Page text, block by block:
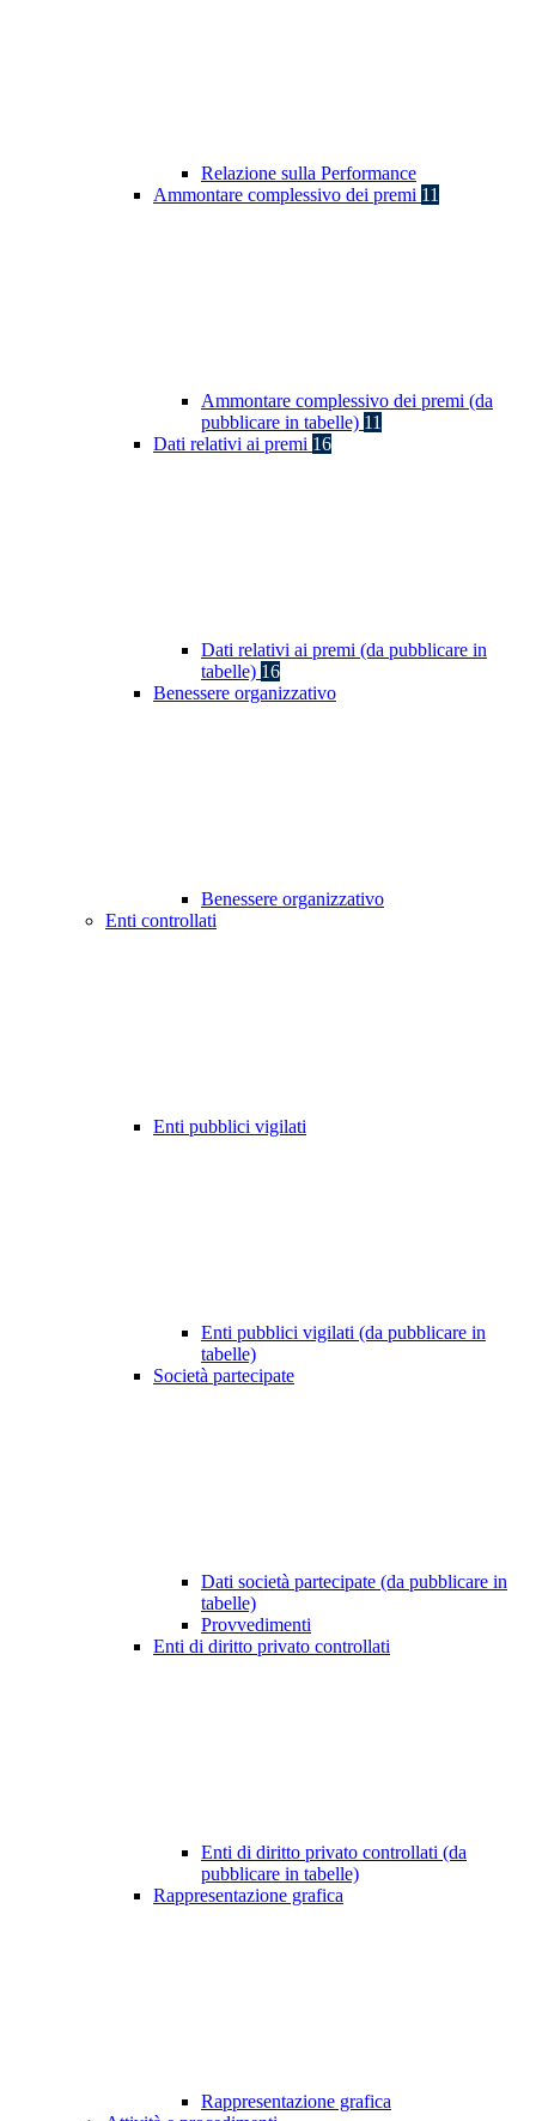
Relazione sulla Performance
Ammontare complessivo dei premi 11
Ammontare complessivo dei premi (da
pubblicare in tabelle) 11
Dati relativi ai premi 16
Dati relativi ai premi (da pubblicare in
tabelle) 16
Benessere organizzativo
Benessere organizzativo
Enti controllati
Enti pubblici vigilati
Enti pubblici vigilati (da pubblicare in
tabelle)
Società partecipate
Dati società partecipate (da pubblicare in
tabelle)
Provvedimenti
Enti di diritto privato controllati
Enti di diritto privato controllati (da
pubblicare in tabelle)
Rappresentazione grafica
Rappresentazione grafica